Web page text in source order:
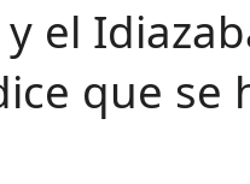
y el
que